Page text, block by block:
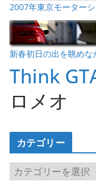
2007年東京モーター
新春初日の出を眺め
Think
ロメオ
カテゴリー
カ
テ